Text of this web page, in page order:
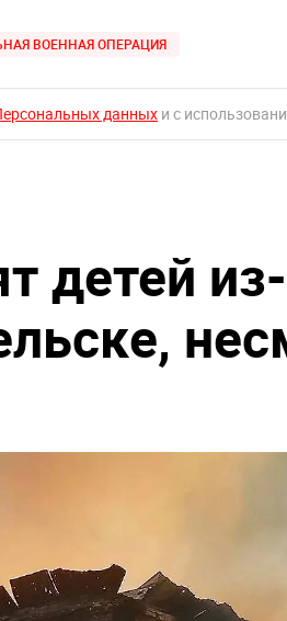
ВОЕННАЯ ОПЕРАЦИЯ
данных и с
детей